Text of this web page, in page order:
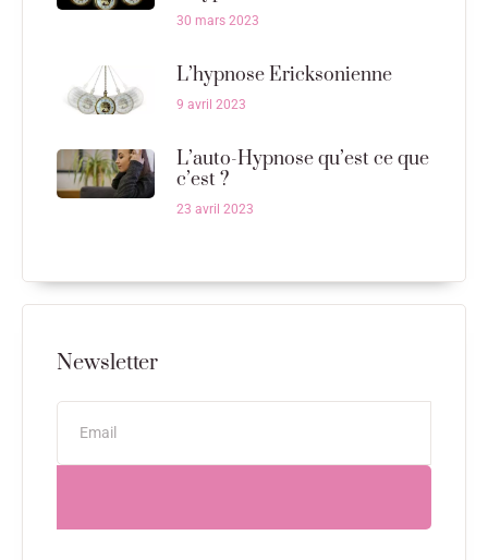
30 mars 2023
L’hypnose Ericksonienne
9 avril 2023
L’auto-Hypnose qu’est ce que
c’est ?
23 avril 2023
Newsletter